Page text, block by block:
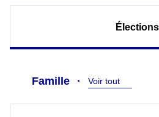
Élections
Famille Voir tout